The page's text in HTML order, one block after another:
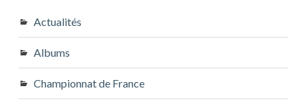
Actualités
Albums
Championnat de France